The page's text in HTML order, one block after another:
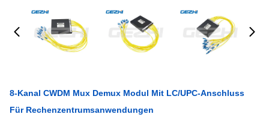
8-Kanal CWDM Mux Demux Modul Mit LC/UPC-Anschluss
Für Rechenzentrumsanwendungen